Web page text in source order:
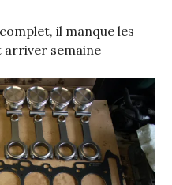
il manque les
semaine